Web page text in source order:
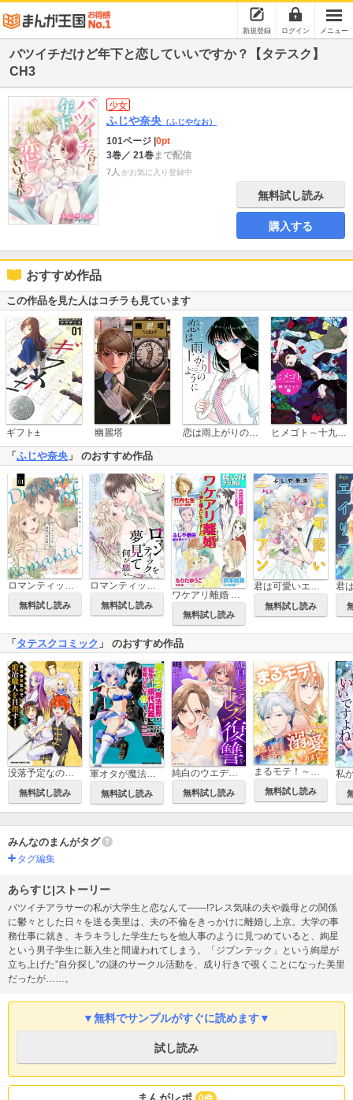
新規登録 ログイン メニュー
バツイチだけど年下と恋していいですか？【タテスク】
CH3
少女
ふじや奈央 （ふじやなお）
101ページ 0pt
3巻／ 21巻まで配信
7人 がお気に入り登録中
無料試し読み
購入する
おすすめ作品
この作品を見た人はコチラも見ています
ギフト± 幽麗塔 恋は雨上がりのように ヒメゴト～十九歳の制服～
「 ふじや奈央 」 のおすすめ作品
ロマンティックを夢見て何が悪い
無料試し読み
ロマンティックを夢見て何が悪い【描き下ろしおまけ付き特装版】
無料試し読み
ワケアリ離婚 ～夫と他人になりました
無料試し読み
無料試し読み
「 タテスクコミック 」 のおすすめ作品
没落予定なので、鍛冶職人を目指す【タテスク】
無料試し読み
軍オタが魔法世界に転生したら、現代兵器で軍隊ハーレムを作っちゃいました!?【タテスク】
無料試し読み
純白のウエディングドレスで復讐を【タテスク】
無料試し読み
まるモテ！～まるいほどモテる世界で溺愛されました～【タテスク】
無料試し読み
みんなのまんがタグ
タグ編集
あらすじ|ストーリー
バツイチアラサーの私が大学生と恋なんて――!?レス気味の夫や義母との関係
に鬱々とした日々を送る美里は、夫の不倫をきっかけに離婚し上京。大学の事
務仕事に就き、キラキラした学生たちを他人事のように見つめていると、絢星
という男子学生に新入生と間違われてしまう。「ジブンテック」という絢星が
立ち上げた”自分探し”の謎のサークル活動を、成り行きで覗くことになった美里
だったが……。
▼無料でサンプルがすぐに読めます▼
試し読み